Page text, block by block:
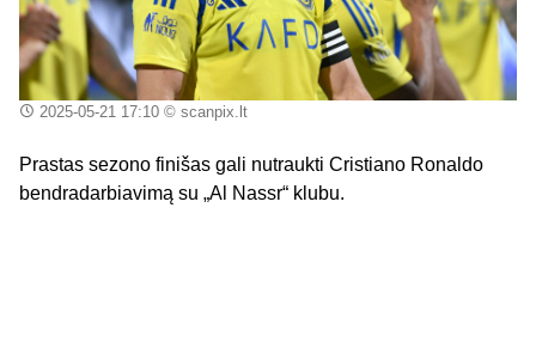
2025-05-21 17:10© scanpix.lt
Prastas sezono finišas gali nutraukti Cristiano Ronaldo
bendradarbiavimą su „Al Nassr“ klubu.